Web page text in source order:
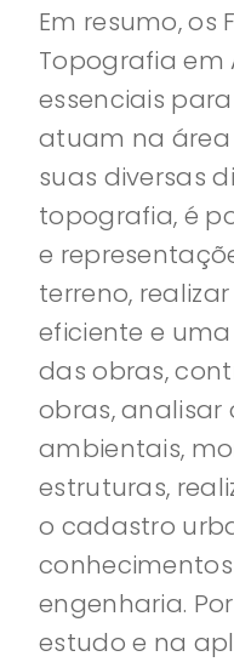
Em resumo, os
Topografia em
essenciais
atuam na área
suas diversas
topografia, é
e
terreno,
eficiente e
das obras,
obras, analisar
ambientais,
estruturas,
o cadastro
engenharia.
estudo e na